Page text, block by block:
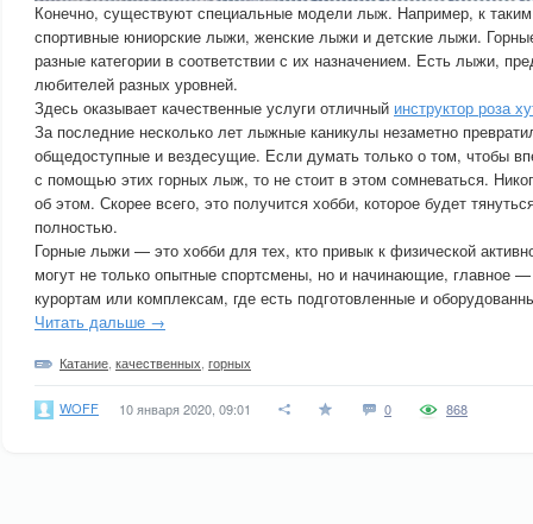
Конечно, существуют специальные модели лыж. Например, к
спортивные юниорские лыжи, женские лыжи и детские лыжи.
разные категории в соответствии с их назначением. Есть лыжи,
любителей разных уровней.
Здесь оказывает качественные услуги отличный инструктор роза
За последние несколько лет лыжные каникулы незаметно
общедоступные и вездесущие. Если думать только о том, чтобы
с помощью этих горных лыж, то не стоит в этом сомневаться.
об этом. Скорее всего, это получится хобби, которое будет
полностью.
Горные лыжи — это хобби для тех, кто привык к физической
могут не только опытные спортсмены, но и начинающие, главное
курортам или комплексам, где есть подготовленные и
Читать дальше →
Катание качественных горных
WOFF 10 января 2020, 09:01 0 868